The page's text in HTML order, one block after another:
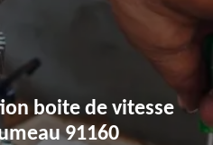
boite de vitesse
91160